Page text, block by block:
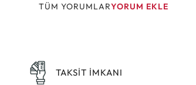
TÜM YORUMLARYORUM EKLE
TAKSİT İMKANI